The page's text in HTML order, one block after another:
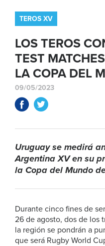
TEROS XV
LOS TEROS
TEST
LA COPA DEL
09/05/2023
Uruguay se medirá
Argentina XV en su
la Copa del Mundo
Durante cinco fines de
26 de agosto, dos de los
la región se pondrán a
que será Rugby World